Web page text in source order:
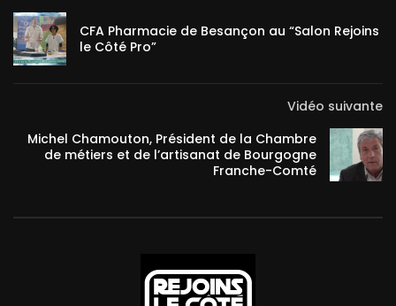
CFA Pharmacie de Besançon au “Salon Rejoins
le Côté Pro”
Vidéo suivante
Michel Chamouton, Président de la Chambre
de métiers et de l’artisanat de Bourgogne
Franche-Comté